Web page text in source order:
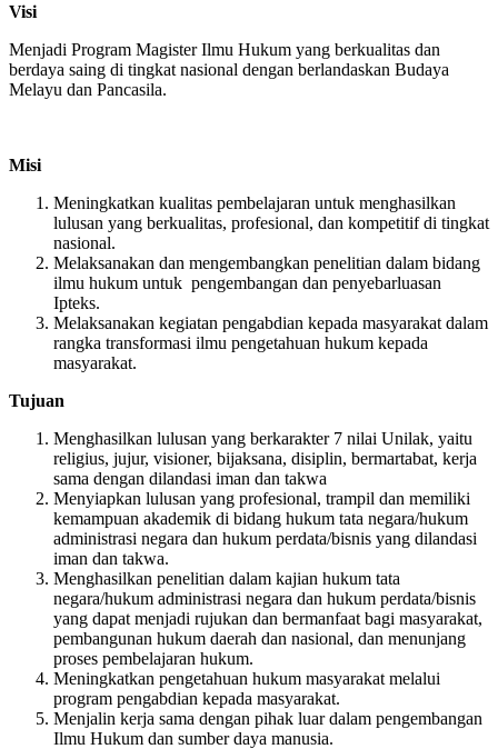
Visi
Menjadi Program Magister Ilmu Hukum yang berkualitas dan
berdaya saing di tingkat nasional dengan berlandaskan Budaya
Melayu dan Pancasila.
Misi
Meningkatkan kualitas pembelajaran untuk menghasilkan
lulusan yang berkualitas, profesional, dan kompetitif di tingkat
nasional.
Melaksanakan dan mengembangkan penelitian dalam bidang
ilmu hukum untuk pengembangan dan penyebarluasan
Ipteks.
Melaksanakan kegiatan pengabdian kepada masyarakat dalam
rangka transformasi ilmu pengetahuan hukum kepada
masyarakat.
Tujuan
Menghasilkan lulusan yang berkarakter 7 nilai Unilak, yaitu
religius, jujur, visioner, bijaksana, disiplin, bermartabat, kerja
sama dengan dilandasi iman dan takwa
Menyiapkan lulusan yang profesional, trampil dan memiliki
kemampuan akademik di bidang hukum tata negara/hukum
administrasi negara dan hukum perdata/bisnis yang dilandasi
iman dan takwa.
Menghasilkan penelitian dalam kajian hukum tata
negara/hukum administrasi negara dan hukum perdata/bisnis
yang dapat menjadi rujukan dan bermanfaat bagi masyarakat,
pembangunan hukum daerah dan nasional, dan menunjang
proses pembelajaran hukum.
Meningkatkan pengetahuan hukum masyarakat melalui
program pengabdian kepada masyarakat.
Menjalin kerja sama dengan pihak luar dalam pengembangan
Ilmu Hukum dan sumber daya manusia.